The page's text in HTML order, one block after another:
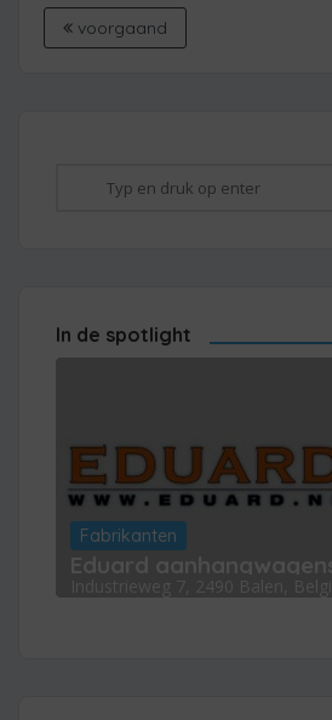
voorgaand
In de spotlight
Fabrikanten